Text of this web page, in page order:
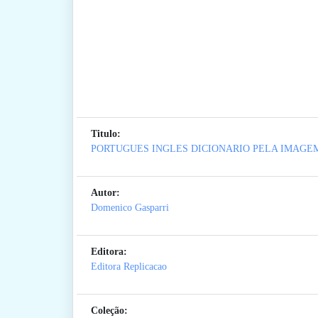
Titulo:
PORTUGUES INGLES DICIONARIO PELA
Autor:
Domenico Gasparri
Editora:
Editora Replicacao
Coleção: